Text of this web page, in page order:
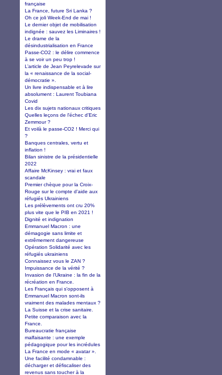
française
La France, future Sri Lanka ?
Oh ce joli Week-End de mai !
Le dernier objet de mobilisation
indignée : sauvez les Liminaires !
Le drame de la
désindustrialisation en France
Passe-CO2 : le délire commence
à se voir un peu trop !
L’article de Jean Peyrelevade sur
la « renaissance de la social-
démocratie ».
Un livre indispensable et à lire
absolument : Laurent Toubiana
Covid
Les dix sujets nationaux critiques
Quelles leçons de l'échec d'Eric
Zemmour ?
Et voilà le passe-CO2 ! Merci qui
?
Banques centrales, vertu et
inflation !
Bilan sinistre de la présidentielle
2022
Affaire McKinsey : vrai et faux
scandale
Premier chèque pour la Croix-
Rouge sur le compte d'aide aux
réfugiés Ukrainiens
Les prélèvements ont cru 20%
plus vite que le PIB en 2021 !
Dignité et indignation
Emmanuel Macron : une
démagogie sans limite et
extrêmement dangereuse
Opération Solidarité avec les
réfugiés ukrainiens
Connaissez vous le ZAN ?
Impuissance de la vérité ?
Invasion de l’Ukraine : la fin de la
récréation en France.
Les Français qui s'opposent à
Emmanuel Macron sont-ils
vraiment des malades mentaux ?
La Suisse et la crise sanitaire.
Petite comparaison avec la
France.
Bureaucratie française
malfaisante : une exemple
pédagogique pour les incrédules
La France en mode « avatar ».
Une facilité condamnable :
décharger et défiscaliser des
revenus sans toucher à la